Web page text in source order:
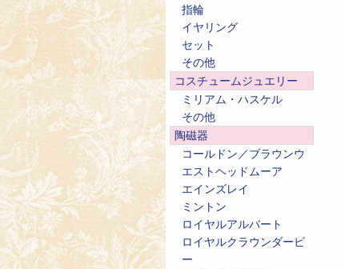
指輪
イヤリング
セット
その他
コスチュームジュエリー
ミリアム・ハスケル
その他
陶磁器
コールドン／ブラウンウ
エストヘッドムーア
エインズレイ
ミントン
ロイヤルアルバート
ロイヤルクラウンダービ
ー